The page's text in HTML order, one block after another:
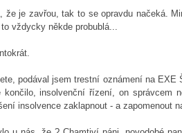
že je zavřou, tak to se opravdu načeká.
vždycky někde probublá...
podával jsem trestní oznámení na
končilo, insolvenční řízení, on
insolvence zaklapnout - a zapomenout